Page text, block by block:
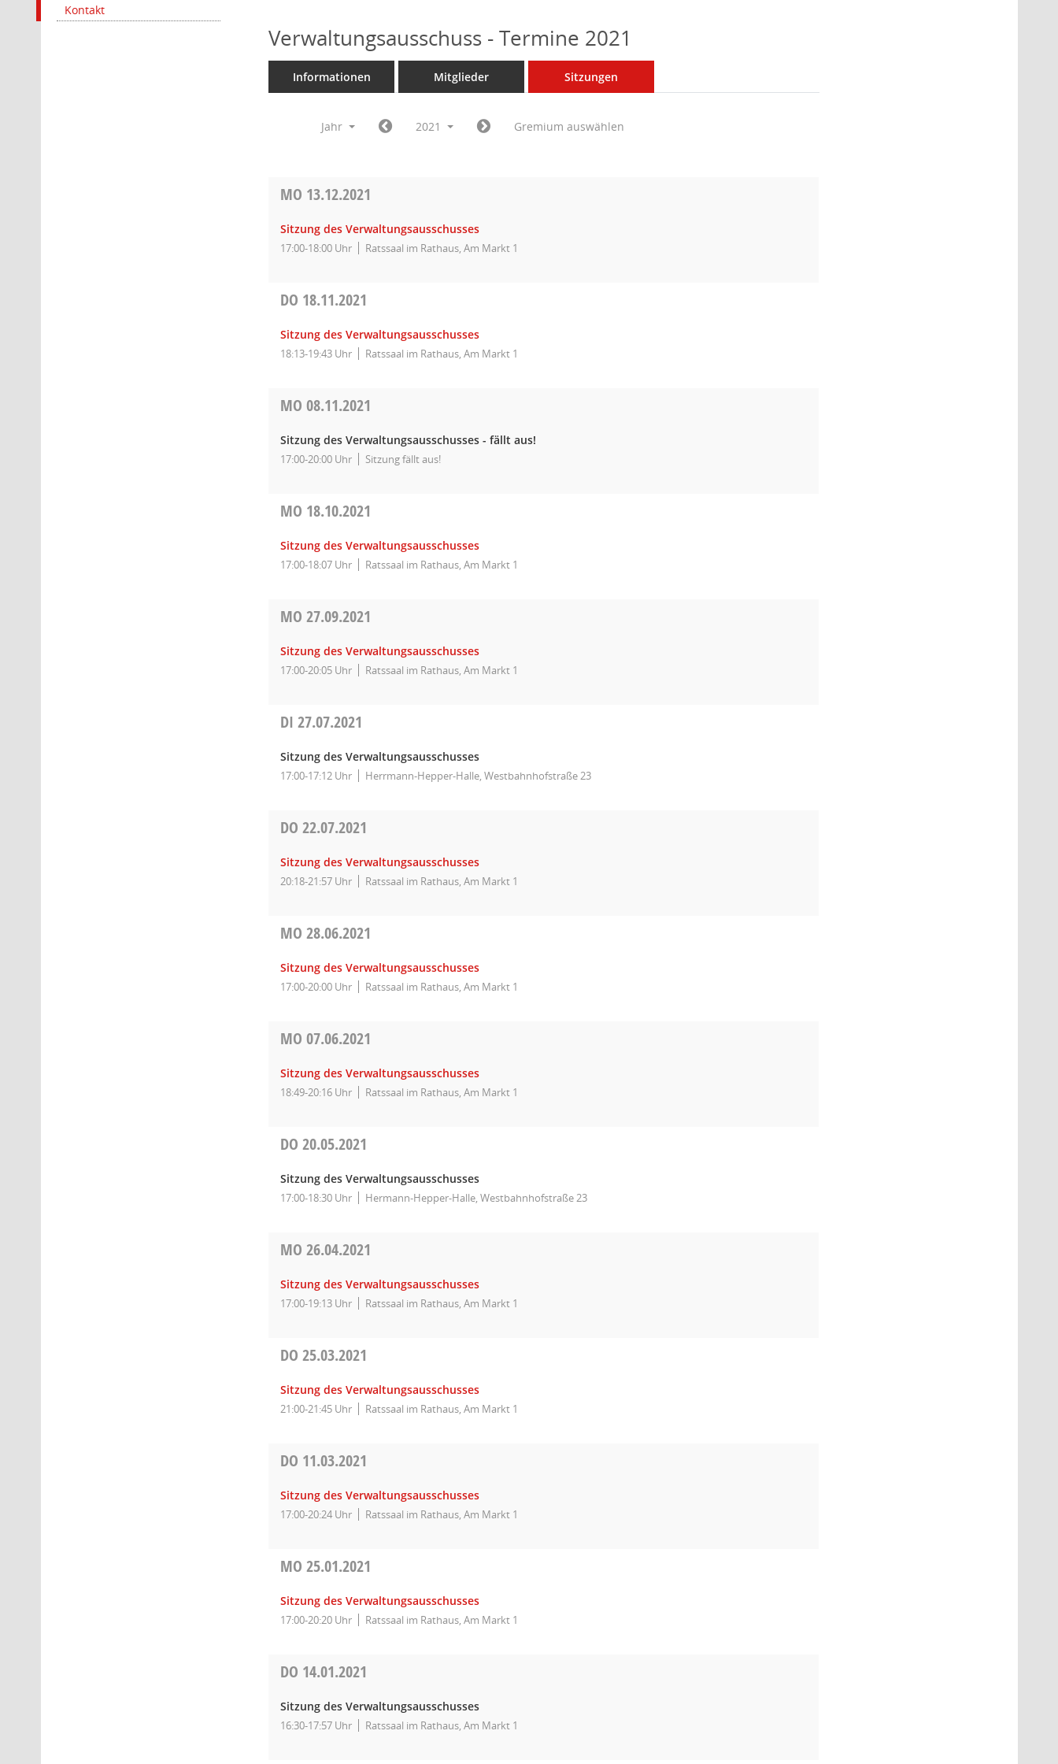
Kontakt
Verwaltungsausschuss - Termine 2021
Informationen Mitglieder Sitzungen
Jahr 2021 Gremium auswählen
MO 13.12.2021
Sitzung des Verwaltungsausschusses
17:00-18:00 Uhr Ratssaal im Rathaus, Am Markt 1
DO 18.11.2021
Sitzung des Verwaltungsausschusses
18:13-19:43 Uhr Ratssaal im Rathaus, Am Markt 1
MO08.11.2021
Sitzung des Verwaltungsausschusses - fällt aus!
17:00-20:00 Uhr Sitzung fällt aus!
MO 18.10.2021
Sitzung des Verwaltungsausschusses
17:00-18:07 Uhr Ratssaal im Rathaus, Am Markt 1
MO27.09.2021
Sitzung des Verwaltungsausschusses
17:00-20:05 Uhr Ratssaal im Rathaus, Am Markt 1
DI27.07.2021
Sitzung des Verwaltungsausschusses
17:00-17:12 Uhr Herrmann-Hepper-Halle, Westbahnhofstraße 23
DO22.07.2021
Sitzung des Verwaltungsausschusses
20:18-21:57 Uhr Ratssaal im Rathaus, Am Markt 1
MO28.06.2021
Sitzung des Verwaltungsausschusses
17:00-20:00 Uhr Ratssaal im Rathaus, Am Markt 1
MO07.06.2021
Sitzung des Verwaltungsausschusses
18:49-20:16 Uhr Ratssaal im Rathaus, Am Markt 1
DO20.05.2021
Sitzung des Verwaltungsausschusses
17:00-18:30 Uhr Hermann-Hepper-Halle, Westbahnhofstraße 23
MO26.04.2021
Sitzung des Verwaltungsausschusses
17:00-19:13 Uhr Ratssaal im Rathaus, Am Markt 1
DO25.03.2021
Sitzung des Verwaltungsausschusses
21:00-21:45 Uhr Ratssaal im Rathaus, Am Markt 1
DO 11.03.2021
Sitzung des Verwaltungsausschusses
17:00-20:24 Uhr Ratssaal im Rathaus, Am Markt 1
MO25.01.2021
Sitzung des Verwaltungsausschusses
17:00-20:20 Uhr Ratssaal im Rathaus, Am Markt 1
DO 14.01.2021
Sitzung des Verwaltungsausschusses
16:30-17:57 Uhr Ratssaal im Rathaus, Am Markt 1